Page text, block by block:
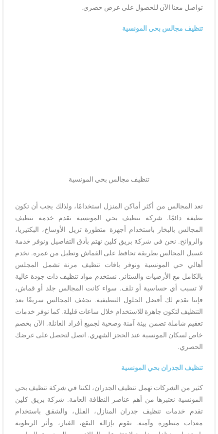
تواصل معنا الآن للحصول على عرض حصري.
تنظيف مجالس بحي المونسية
تنظيف مجالس بحي المونسية
تعد المجالس من أكثر أماكن المنزل استخدامًا، ولذلك يجب أن تكون
نظيفة دائمًا. شركة تنظيف بحي المونسية تقدم خدمة تنظيف
المجالس بالبخار باستخدام أجهزة متطورة تزيل الأوساخ، البكتيريا،
والروائح. نحن في شركة بريق كلين نهتم بأدق التفاصيل ونوفر خدمة
غسيل المجالس بطريقة تحافظ على القماش وتطيل من عمره. نخدم
أهالي حي المونسية ونوفر باقات تنظيف مرنة تشمل المجلس
بالكامل مع الأرضيات والستائر. نستخدم مواد تنظيف ذات جودة عالية
لا تسبب أي حساسية أو تلف. سواء كانت المجالس جلد أو قماش،
فإننا نقدم لك أفضل الحلول التنظيفية. نجفف المجالس سريعًا بعد
التنظيف لتكون جاهزة للاستخدام خلال ساعات قليلة. كما نوفر خدمات
تعقيم شاملة تضمن بيئة آمنة وصحية لجميع أفراد العائلة. الآن بخصم
خاص لسكان المونسية عند الحجز الشهري. اتصل لتحصل على عرضك
الحصري.
تنظيف الجدران بحي المونسية
كثير من الشركات تهمل تنظيف الجدران، لكننا في شركة تنظيف بحي
المونسية نعتبرها من أهم عناصر النظافة العامة. شركة بريق كلين
تقدم خدمات تنظيف جدران المنازل، الفلل، والشقق باستخدام
معدات متطورة وآمنة. نقوم بإزالة البقع، الغبار، وأثر الرطوبة